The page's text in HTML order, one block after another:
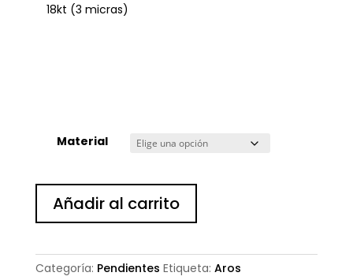
18kt (3 micras)
Material
Rama
cantidad
Añadir al carrito
Categoría: Pendientes Etiqueta: Aros